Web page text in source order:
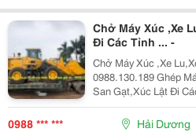
Chở Máy Xúc ,Xe
Đi Các Tỉnh ... -
Chở Máy Xúc ,Xe
0988.130.189 Ghép Máy Công Trình,Nồi Hơi,Rô Bốt,Xe
San Gạt,Xúc Lật Đi Các Tỉnh. Ghép Xe
Xúc Đào Đi Các Tỉnh Bắc
Hãy Gọi Cho Tôi Để
0988 *** *** Hải Dương